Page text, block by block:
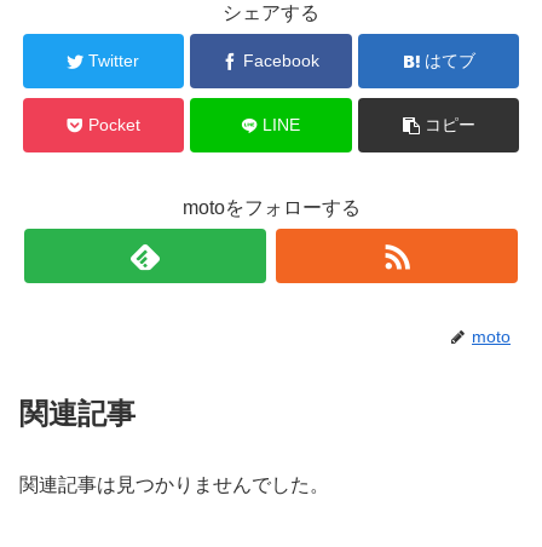
シェアする
Twitter Facebook はてブ
Pocket LINE コピー
motoをフォローする
moto
関連記事
関連記事は見つかりませんでした。